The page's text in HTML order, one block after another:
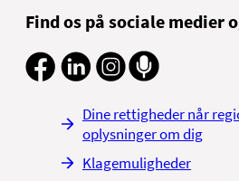
Find os på sociale medier
Dine rettigheder når
oplysninger om dig
Klagemuligheder